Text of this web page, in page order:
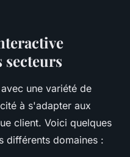
secteurs
une variété de
à s'adapter aux
client. Voici quelques
différents domaines :